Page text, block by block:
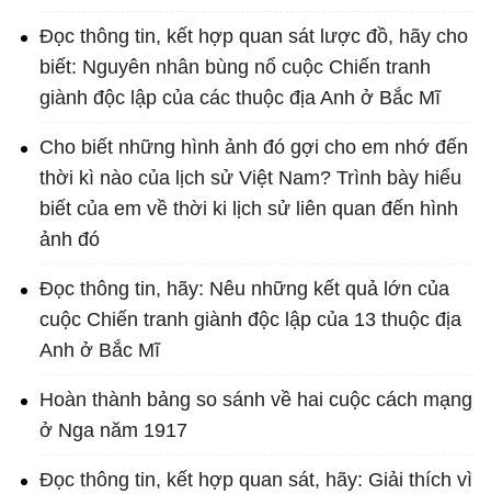
Đọc thông tin, kết hợp quan sát lược đồ, hãy cho
biết: Nguyên nhân bùng nổ cuộc Chiến tranh
giành độc lập của các thuộc địa Anh ở Bắc Mĩ
Cho biết những hình ảnh đó gợi cho em nhớ đến
thời kì nào của lịch sử Việt Nam? Trình bày hiểu
biết của em về thời ki lịch sử liên quan đến hình
ảnh đó
Đọc thông tin, hãy: Nêu những kết quả lớn của
cuộc Chiến tranh giành độc lập của 13 thuộc địa
Anh ở Bắc Mĩ
Hoàn thành bảng so sánh về hai cuộc cách mạng
ở Nga năm 1917
Đọc thông tin, kết hợp quan sát, hãy: Giải thích vì